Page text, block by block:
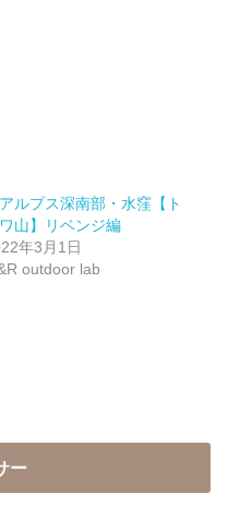
ルプス深南部・水窪【ト
山】リベンジ編
年3月1日
outdoor lab
ー